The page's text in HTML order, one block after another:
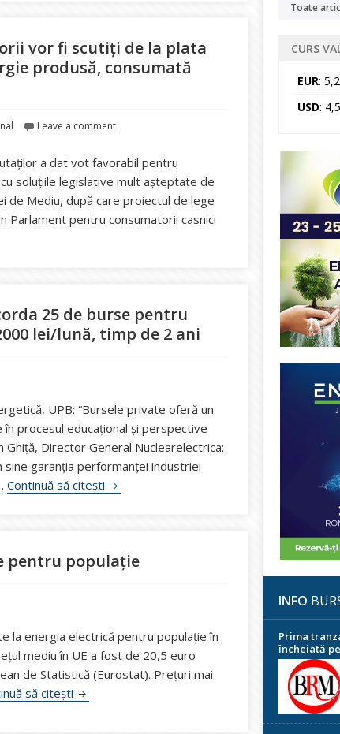
vor fi scutiți de la plata
produsă, consumată
Leave a comment
a dat vot favorabil pentru
soluțiile legislative mult așteptate de
de Mediu, după care proiectul de lege
Parlament pentru consumatorii casnici
lui Iancu au decis: Prosumatorii vor fi scutiți de la
25 de burse pentru
lei/lună, timp de 2 ani
UPB: “Bursele private oferă un
procesul educaţional şi perspective
Director General Nuclearelectrica:
garanția performanței industriei
Continuă să citești Nuclearelectrica investește în viitorii
pentru populație
la energia electrică pentru populație în
mediu în UE a fost de 20,5 euro
de Statistică (Eurostat). Preţuri mai
să citești Eurostat: România are prețuri mici la energie și
Toate
CURS
EUR:
USD:
INFO
Prima
încheiată